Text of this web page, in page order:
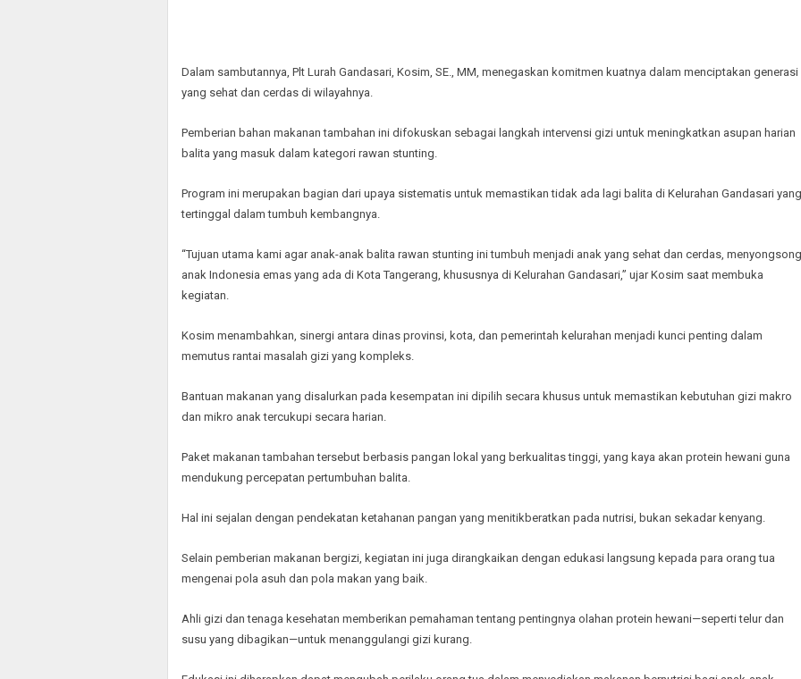
Dalam sambutannya, Plt Lurah Gandasari, Kosim, SE., MM, menegaskan komitmen kuatnya dalam menciptakan generasi
yang sehat dan cerdas di wilayahnya.
Pemberian bahan makanan tambahan ini difokuskan sebagai langkah intervensi gizi untuk meningkatkan asupan harian
balita yang masuk dalam kategori rawan stunting.
Program ini merupakan bagian dari upaya sistematis untuk memastikan tidak ada lagi balita di Kelurahan Gandasari yang
tertinggal dalam tumbuh kembangnya.
“Tujuan utama kami agar anak-anak balita rawan stunting ini tumbuh menjadi anak yang sehat dan cerdas, menyongsong
anak Indonesia emas yang ada di Kota Tangerang, khususnya di Kelurahan Gandasari,” ujar Kosim saat membuka
kegiatan.
Kosim menambahkan, sinergi antara dinas provinsi, kota, dan pemerintah kelurahan menjadi kunci penting dalam
memutus rantai masalah gizi yang kompleks.
Bantuan makanan yang disalurkan pada kesempatan ini dipilih secara khusus untuk memastikan kebutuhan gizi makro
dan mikro anak tercukupi secara harian.
Paket makanan tambahan tersebut berbasis pangan lokal yang berkualitas tinggi, yang kaya akan protein hewani guna
mendukung percepatan pertumbuhan balita.
Hal ini sejalan dengan pendekatan ketahanan pangan yang menitikberatkan pada nutrisi, bukan sekadar kenyang.
Selain pemberian makanan bergizi, kegiatan ini juga dirangkaikan dengan edukasi langsung kepada para orang tua
mengenai pola asuh dan pola makan yang baik.
Ahli gizi dan tenaga kesehatan memberikan pemahaman tentang pentingnya olahan protein hewani—seperti telur dan
susu yang dibagikan—untuk menanggulangi gizi kurang.